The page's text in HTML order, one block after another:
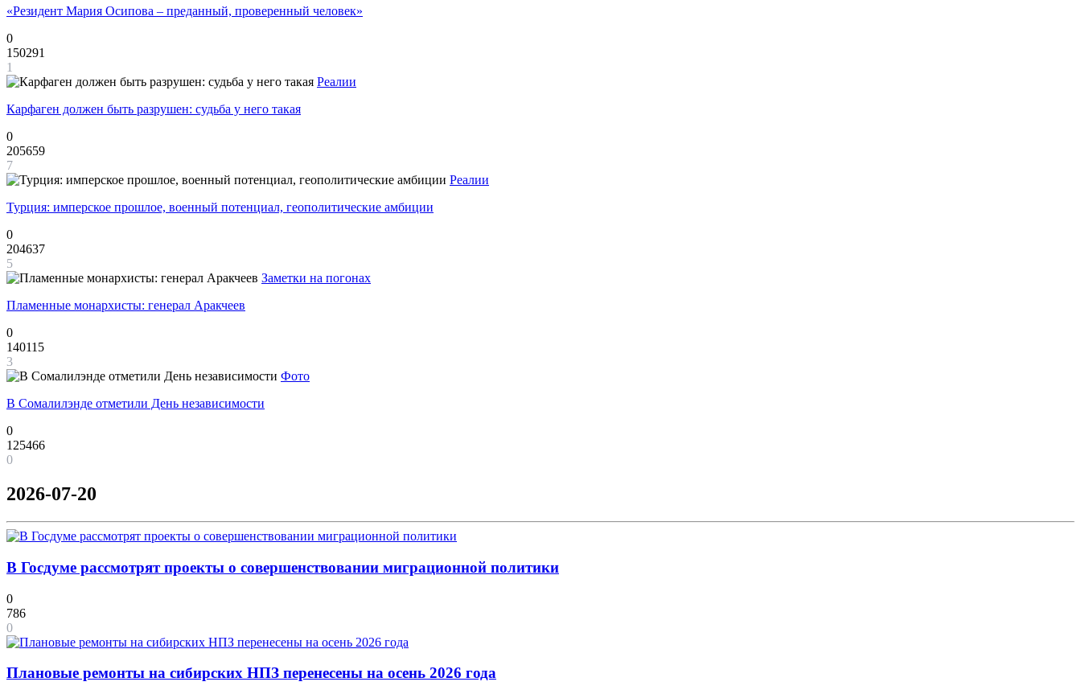
«Резидент Мария Осипова – преданный, проверенный человек»
0
150291
1
Реалии
Карфаген должен быть разрушен: судьба у него такая
0
205659
7
Реалии
Турция: имперское прошлое, военный потенциал, геополитические амбиции
0
204637
5
Заметки на погонах
Пламенные монархисты: генерал Аракчеев
0
140115
3
Фото
В Сомалилэнде отметили День независимости
0
125466
0
2026-07-20
В Госдуме рассмотрят проекты о совершенствовании миграционной политики
0
786
0
Плановые ремонты на сибирских НПЗ перенесены на осень 2026 года